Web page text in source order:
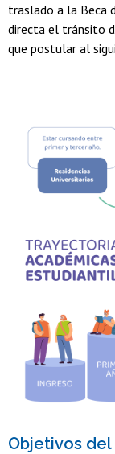
traslado a la Beca
directa el tránsito
que postular al
Objetivos